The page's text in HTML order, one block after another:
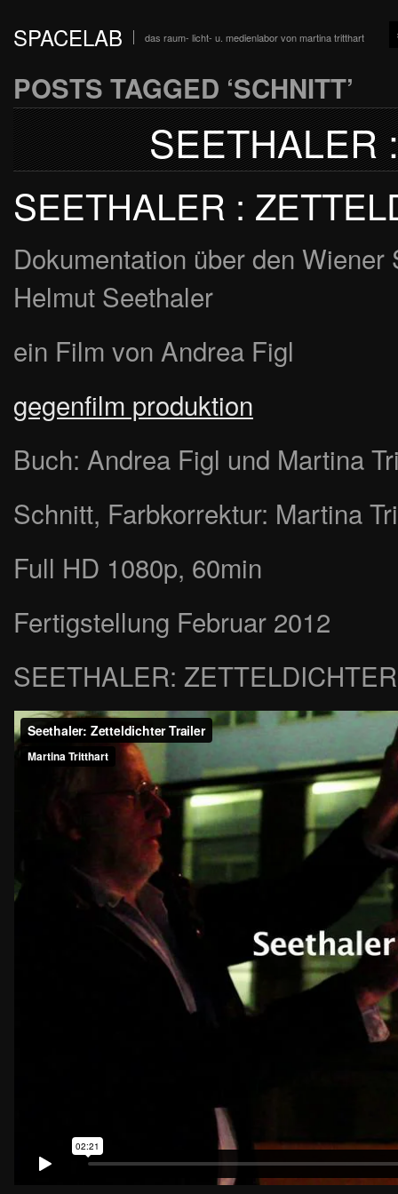
SPACELAB das raum- licht- u. medienlabor von martina tritthart
POSTS TAGGED ‘SCHNITT’
SEETHALER
SEETHALER :
Dokumentation über den Wiener
Helmut Seethaler
ein Film von Andrea Figl
gegenfilm produktion
Buch: Andrea Figl und Martina
Schnitt, Farbkorrektur: Martina
Full HD 1080p, 60min
Fertigstellung Februar 2012
SEETHALER: